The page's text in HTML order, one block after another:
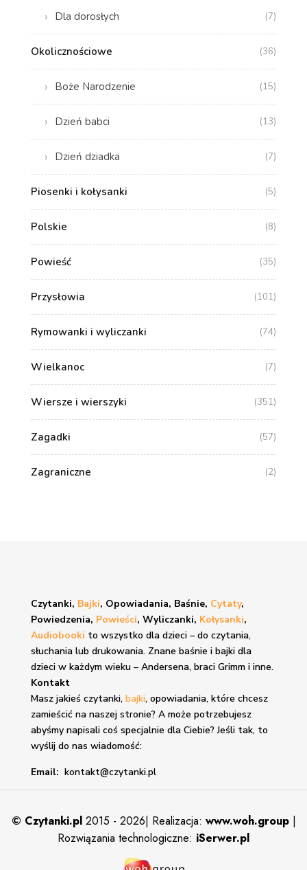
Dla dorosłych (7)
Okolicznościowe (36)
Boże Narodzenie (15)
Dzień babci (13)
Dzień dziadka (7)
Piosenki i kołysanki (5)
Polskie (8)
Powieść (35)
Przysłowia (101)
Rymowanki i wyliczanki (74)
Wielkanoc (7)
Wiersze i wierszyki (351)
Zagadki (57)
Zagraniczne (2)
Czytanki, Bajki, Opowiadania, Baśnie, Cytaty,
Powiedzenia, Powieści, Wyliczanki, Kołysanki,
Audiobooki to wszystko dla dzieci – do czytania,
słuchania lub drukowania. Znane baśnie i bajkidla
dzieci w każdym wieku – Andersena, braci Grimm i inne.
Kontakt
Masz jakieś czytanki, bajki, opowiadania, które chcesz
zamieścić na naszej stronie? A może potrzebujesz
abyśmy napisali coś specjalnie dla Ciebie? Jeśli tak, to
wyślij do nas wiadomość:
Email: kontakt@czytanki.pl
© Czytanki.pl 2015 - 2026| Realizacja: www.woh.group |
Rozwiązania technologiczne: iSerwer.pl